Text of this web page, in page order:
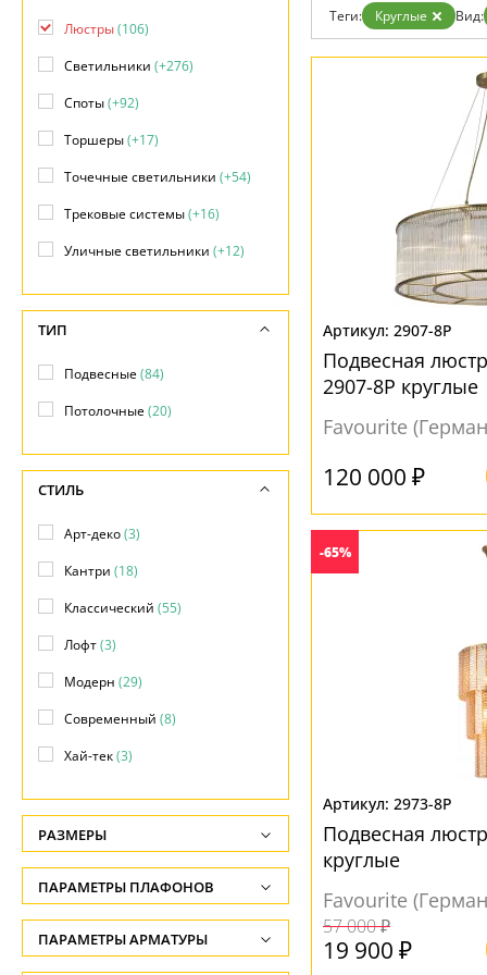
Возврат
Отзывы
Дизайнерам
Бренды
Контакты
Теги: Круглые Вид:
2907-8P
Подвесная
2907-8P круглые
Favourite
120 000 ₽
-65%
2973-8P
Подвесная
круглые
Favourite
57 000 ₽
19 900 ₽
Люстры(106)
Светильники (+276)
Споты(+92)
Торшеры(+17)
Точечные светильники (+54)
Трековые системы(+16)
Уличные светильники (+12)
ТИП
Подвесные(84)
Потолочные(20)
СТИЛЬ
Арт-деко(3)
Кантри (18)
Классический (55)
Лофт(3)
Модерн (29)
Современный (8)
Хай-тек(3)
РАЗМЕРЫ
Высота, см
-
Ширина, см
ПАРАМЕТРЫ ПЛАФОНОВ
ФОРМА ПЛАФОНА
ПАРАМЕТРЫ АРМАТУРЫ